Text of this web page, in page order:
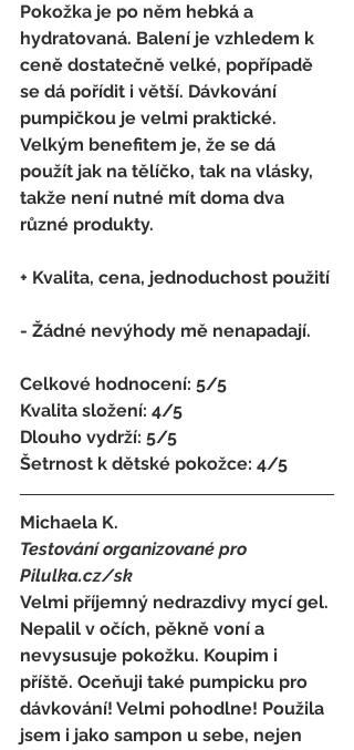
Pokožka je po něm hebká a
hydratovaná. Balení je vzhledem k
ceně dostatečně velké, popřípadě
se dá pořídit i větší. Dávkování
pumpičkou je velmi praktické.
Velkým benefitem je, že se dá
použít jak na tělíčko, tak na vlásky,
takže není nutné mít doma dva
různé produkty.
+ Kvalita, cena, jednoduchost použití
- Žádné nevýhody mě nenapadají.
Celkové hodnocení: 5/5
Kvalita složení: 4/5
Dlouho vydrží: 5/5
Šetrnost k dětské pokožce: 4/5
Michaela K.
Testování organizované pro
Pilulka.cz/sk
Velmi příjemný nedrazdivy mycí gel.
Nepalil v očích, pěkně voní a
nevysusuje pokožku. Koupim i
příště. Oceňuji také pumpicku pro
dávkování! Velmi pohodlne! Použila
jsem i jako sampon u sebe, nejen